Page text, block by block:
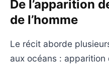
De l’apparition
de l’homme
Le récit aborde
aux océans :